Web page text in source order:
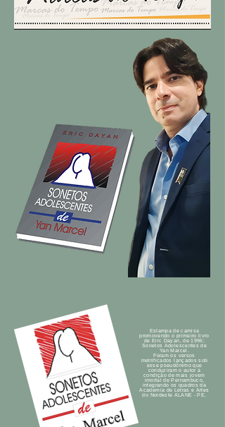
Estampa de camisa
promovendo o primeiro livro
de Eric Dayan, de 1996:
Sonetos Adolescentes de
Yan Marcel.
Foram os versos
metrificados lançados sob
esse pseudônimo que
conduziram o autor à
condição de mais jovem
imortal de Pernambuco,
integrando os quadros da
Academia de Letras e Artes
do Nordeste ALANE - PE.